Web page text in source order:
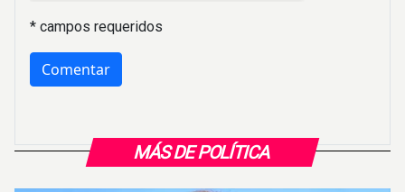
MÁS DE POLÍTICA
* campos requeridos